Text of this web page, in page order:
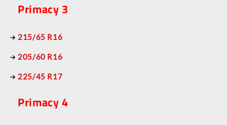
Primacy 3
215/65 R16
205/60 R16
225/45 R17
Primacy 4